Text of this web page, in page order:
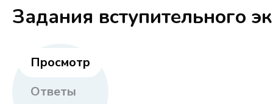
Задания вступительного
Просмотр
Ответы